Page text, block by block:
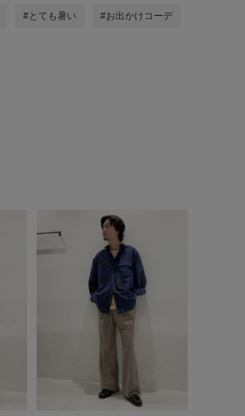
#とても暑い #お出かけコーデ